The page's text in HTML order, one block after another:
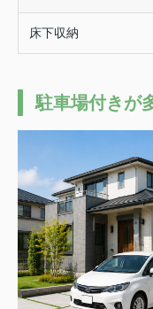
床下収納
駐車場付きが